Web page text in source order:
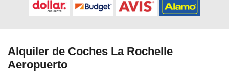
Alquiler de Coches La Rochelle
Aeropuerto